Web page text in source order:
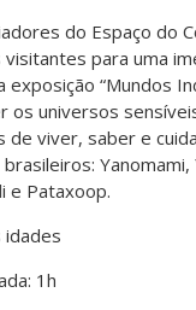
do Espaço do
visitantes para uma
“Mundos
os universos
viver, saber e
Yanomami,
e Pataxoop.
idades
1h